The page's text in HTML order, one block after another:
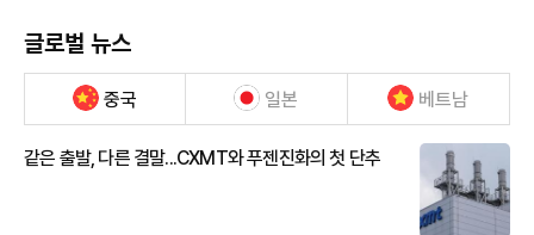
글로벌 뉴스
중국 일본 베트남
같은 출발, 다른 결말...CXMT와 푸젠진화의 첫 단추